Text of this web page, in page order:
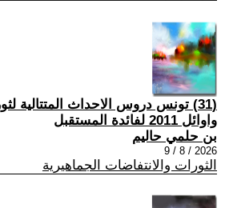
واوائل 2011 لفائدة المستقبل
بن حلمي حاليم
2026 / 8 / 9
الثورات والانتفاضات الجماهيرية